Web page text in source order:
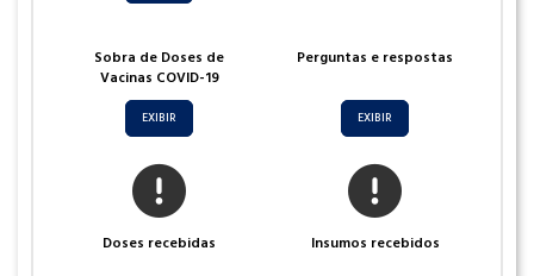
Sobra de Doses de
Vacinas COVID-19
EXIBIR
Perguntas e respostas
EXIBIR
Doses recebidas Insumos recebidos